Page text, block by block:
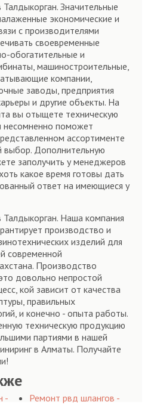
Значительные
экономические и
с производителями
своевременные
обогатительные и
машиностроительные,
компании,
заводы, предприятия
и другие объекты. На
вы отыщете техническую
несомненно поможет
ассортименте
выбор. Дополнительную
заполучить у менеджеров
какое время готовы дать
ответ на имеющиеся у
Наша компания
производство и
изделий для
современной
Производство
довольно непростой
кой зависит от качества
правильных
и конечно - опыта работы.
техническую продукцию
партиями в нашей
в Алматы. Получайте
-
Ремонт рвд шлангов -